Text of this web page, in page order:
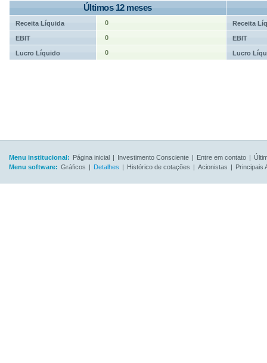
Últimos 12 meses
Receita Líquida 0 Receita
EBIT 0 EBIT
Lucro Líquido 0 Lucro
Menu institucional: Página inicial | Investimento Consciente | Entre em contato |
Menu software: Gráficos | Detalhes | Histórico de cotações | Acionistas | Principais